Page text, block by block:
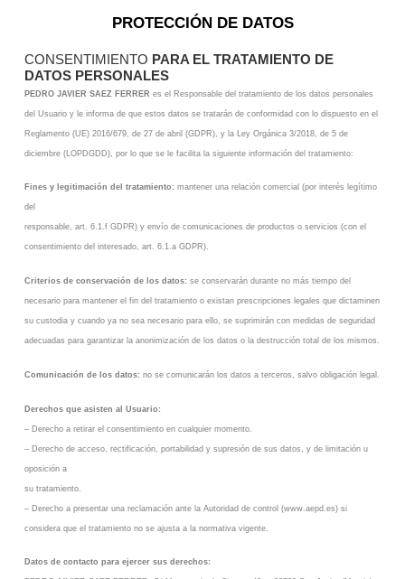
PROTECCIÓN DE DATOS
CONSENTIMIENTO PARA EL TRATAMIENTO DE
DATOS PERSONALES
PEDRO JAVIER SAEZ FERRER es el Responsable del tratamiento de los datos personales
del Usuario y le informa de que estos datos se tratarán de conformidad con lo dispuesto en el
Reglamento (UE) 2016/679, de 27 de abril (GDPR), y la Ley Orgánica 3/2018, de 5 de
diciembre (LOPDGDD), por lo que se le facilita la siguiente información del tratamiento:
Fines y legitimación del tratamiento: mantener una relación comercial (por interés legítimo
del
responsable, art. 6.1.f GDPR) y envío de comunicaciones de productos o servicios (con el
consentimiento del interesado, art. 6.1.a GDPR).
Criterios de conservación de los datos: se conservarán durante no más tiempo del
necesario para mantener el fin del tratamiento o existan prescripciones legales que dictaminen
su custodia y cuando ya no sea necesario para ello, se suprimirán con medidas de seguridad
adecuadas para garantizar la anonimización de los datos o la destrucción total de los mismos.
Comunicación de los datos: no se comunicarán los datos a terceros, salvo obligación legal.
Derechos que asisten al Usuario:
– Derecho a retirar el consentimiento en cualquier momento.
– Derecho de acceso, rectificación, portabilidad y supresión de sus datos, y de limitación u
oposición a
su tratamiento.
– Derecho a presentar una reclamación ante la Autoridad de control (www.aepd.es) si
considera que el tratamiento no se ajusta a la normativa vigente.
Datos de contacto para ejercer sus derechos: